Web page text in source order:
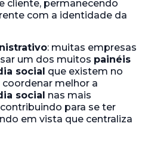
cliente, permanecendo
com a identidade da
: muitas empresas
um dos muitos painéis
social que existem no
melhor a
social nas mais
para se ter
em vista que centraliza